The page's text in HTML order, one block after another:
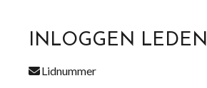
INLOGGEN LEDEN
Lidnummer